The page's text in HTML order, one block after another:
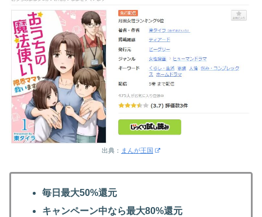
出典： まんが王国
毎日最大50%還元
キャンペーン中なら最大80%還元